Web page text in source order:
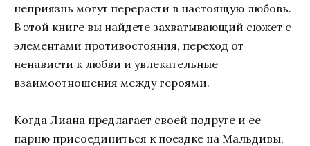
неприязнь могут перерасти в настоящую любовь.
В этой книге вы найдете захватывающий сюжет с
элементами противостояния, переход от
ненависти к любви и увлекательные
взаимоотношения между героями.
Когда Лиана предлагает своей подруге и ее
парню присоединиться к поездке на Мальдивы,